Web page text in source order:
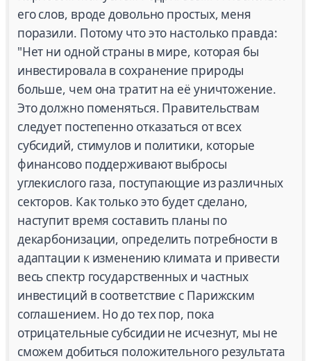
его слов, вроде довольно простых, меня
поразили. Потому что это настолько правда:
"Нет ни одной страны в мире, которая бы
инвестировала в сохранение природы
больше, чем она тратит на её уничтожение.
Это должно поменяться. Правительствам
следует постепенно отказаться от всех
субсидий, стимулов и политики, которые
финансово поддерживают выбросы
углекислого газа, поступающие из различных
секторов. Как только это будет сделано,
наступит время составить планы по
декарбонизации, определить потребности в
адаптации к изменению климата и привести
весь спектр государственных и частных
инвестиций в соответствие с Парижским
соглашением. Но до тех пор, пока
отрицательные субсидии не исчезнут, мы не
сможем добиться положительного результата